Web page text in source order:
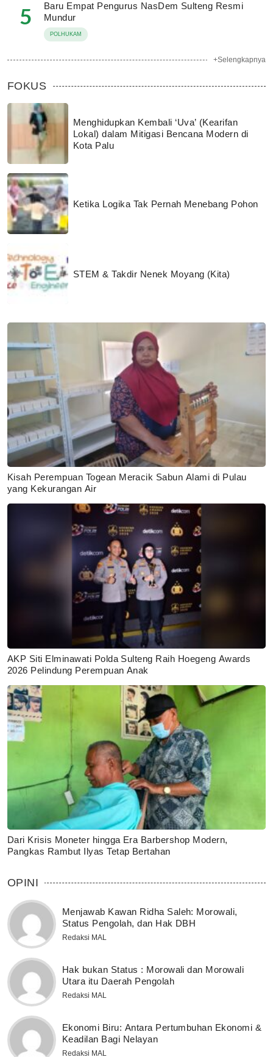
5
Baru Empat Pengurus NasDem Sulteng Resmi
Mundur
POLHUKAM
+Selengkapnya
FOKUS
Menghidupkan Kembali ‘Uva’ (Kearifan
Lokal) dalam Mitigasi Bencana Modern di
Kota Palu
Ketika Logika Tak Pernah Menebang Pohon
STEM & Takdir Nenek Moyang (Kita)
Kisah Perempuan Togean Meracik Sabun Alami di Pulau
yang Kekurangan Air
AKP Siti Elminawati Polda Sulteng Raih Hoegeng Awards
2026 Pelindung Perempuan Anak
Dari Krisis Moneter hingga Era Barbershop Modern,
Pangkas Rambut Ilyas Tetap Bertahan
OPINI
Menjawab Kawan Ridha Saleh: Morowali,
Status Pengolah, dan Hak DBH
Redaksi MAL
Hak bukan Status : Morowali dan Morowali
Utara itu Daerah Pengolah
Redaksi MAL
Ekonomi Biru: Antara Pertumbuhan Ekonomi &
Keadilan Bagi Nelayan
Redaksi MAL